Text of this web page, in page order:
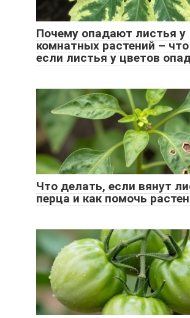
Почему опадают листья у
комнатных растений –
если листья у цветов
Что делать, если вянут
перца и как помочь